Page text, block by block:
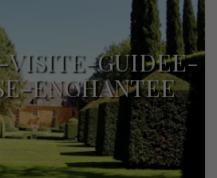
VISITE-GUIDEE-
ENCHANTEE